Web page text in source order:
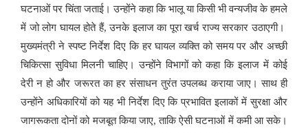
घटनाओं पर चिंता जताई। उन्होंने कहा कि भालू या किसी भी वन्यजीव के हमले
में जो लोग घायल होते हैं, उनके इलाज का पूरा खर्च राज्य सरकार उठाएगी।
मुख्यमंत्री ने स्पष्ट निर्देश दिए कि हर घायल व्यक्ति को समय पर और अच्छी
चिकित्सा सुविधा मिलनी चाहिए। उन्होंने विभागों को कहा कि इलाज में कोई
देरी न हो और जरूरत का हर संसाधन तुरंत उपलब्ध कराया जाए। साथ ही
उन्होंने अधिकारियों को यह भी निर्देश दिए कि प्रभावित इलाकों में सुरक्षा और
जागरूकता दोनों को मजबूत किया जाए, ताकि ऐसी घटनाओं में कमी आ सके।